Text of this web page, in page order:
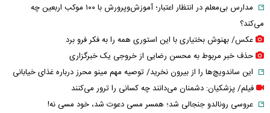
مدارس بی‌معلم در انتظار اعتبار؛ آموزش‌وپرورش با ۱۰۰ موکب اربعین چه
می‌کند؟
عکس/ بهنوش بختیاری با این استوری همه را به فکر فرو برد
حذف خبر مربوط به محسن رضایی از خروجی یک خبرگزاری
این ساندویچ‌ها را از بیرون نخرید/ توصیه مهم مینو محرز درباره غذای خیابانی
فیلم/ پزشکیان: دشمنان می‌دانند چه کسانی را ترور می‌کنند
عروسی رونالدو جنجالی شد؛ همسر مسی دعوت شد، خود مسی نه!